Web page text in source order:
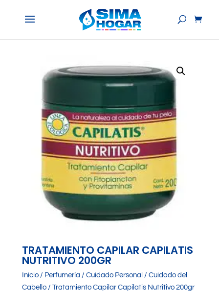
TRATAMIENTO CAPILAR CAPILATIS
NUTRITIVO 200GR
Inicio/ Perfumería / Cuidado Personal / Cuidado del
Cabello/ Tratamiento Capilar Capilatis Nutritivo 200gr